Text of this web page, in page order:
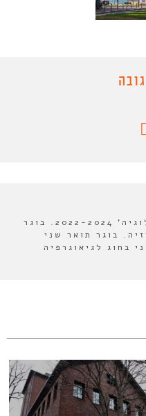
עורך מדור ספרים ב'אורבנולוגיה' 2022-2024. בוגר
בוגר תואר שני
בחוג לגיאוגרפיה